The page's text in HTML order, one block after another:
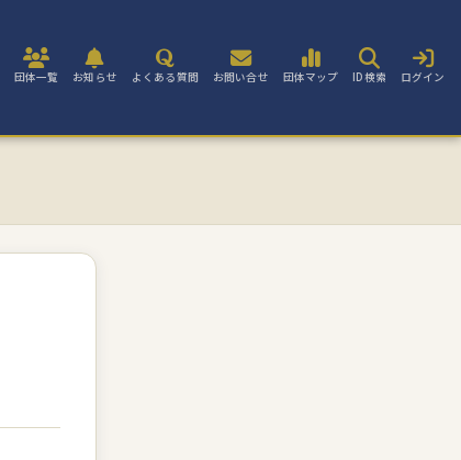
団体一覧 お知らせ よくある質問 お問い合せ 団体マップ ID検索 ログイン